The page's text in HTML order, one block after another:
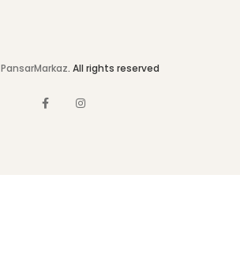
PansarMarkaz. All rights reserved